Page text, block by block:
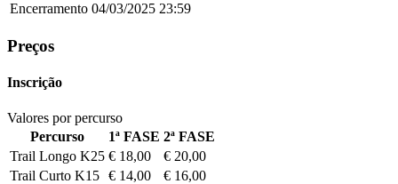
Encerramento 04/03/2025 23:59
Preços
Inscrição
Valores por percurso
Percurso
1ª FASE 2ª FASE
Trail Longo K25 € 18,00
€ 20,00
Trail Curto K15 € 14,00
€ 16,00